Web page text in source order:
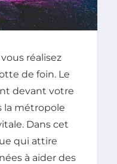
réalisez
de foin. Le
devant votre
la métropole
Dans cet
qui attire
à aider des